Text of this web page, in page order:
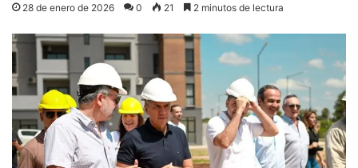
28 de enero de 2026 0 21 2 minutos de lectura